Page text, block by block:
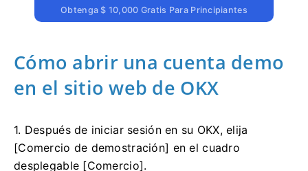
Obtenga $ 10,000 Gratis Para Principiantes
Cómo abrir una cuenta demo
en el sitio web de OKX
1. Después de iniciar sesión en su OKX, elija
[Comercio de demostración] en el cuadro
desplegable [Comercio].